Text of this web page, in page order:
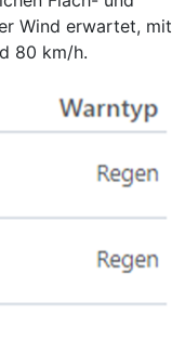
Wind erwartet, mit
80 km/h.